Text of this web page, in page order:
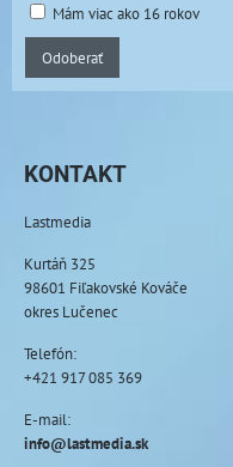
Mám viac ako 16 rokov
Odoberať
KONTAKT
Lastmedia
Kurtáň 325
98601 Fiľakovské Kováče
okres Lučenec
Telefón:
+421 917 085 369
E-mail:
info@lastmedia.sk